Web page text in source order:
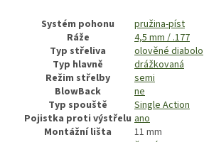
Systém pohonu
pružina-píst
Ráže
4,5 mm / .177
Typ střeliva
olověné diabolo
Typ hlavně
drážkovaná
Režim střelby
semi
BlowBack
ne
Typ spouště
Single Action
Pojistka proti výstřelu ano
Montážní lišta
11 mm